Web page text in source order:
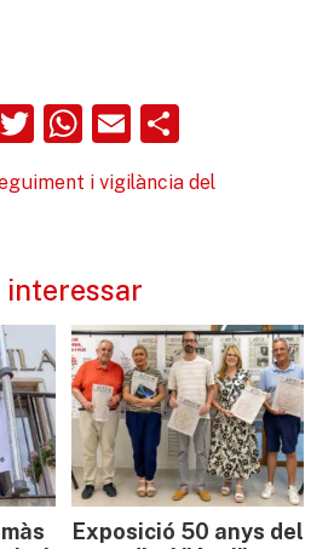
Twitter
WhatsApp
Email
i vigilància del
interessar
Exposició 50 anys del